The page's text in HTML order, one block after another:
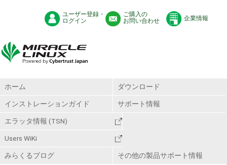
ユーザー登録・
ログイン
ご購入の
お問い合わせ
企業情報
ホーム ダウンロード
インストレーションガイド サポート情報
エラッタ情報 (TSN)
Users WiKi
みらくるブログ その他の製品サポート情報